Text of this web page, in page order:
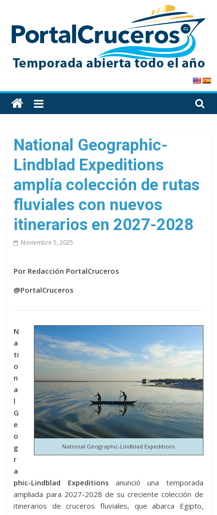
content
PortalCruceros
Toda
la
de
cruceros
en
un
solo
sitio
National Geographic-
Lindblad Expeditions
amplía colección de rutas
fluviales con nuevos
itinerarios en 2027-2028
Noviembre 5, 2025
Por Redacción PortalCruceros
@PortalCruceros
National Geographic-Lindblad Expeditions
N
a
ti
o
n
a
l
G
e
o
g
r
a
phic-Lindblad Expeditions anunció una temporada
ampliada para 2027-2028 de su creciente colección de
itinerarios de cruceros fluviales, que abarca Egipto,